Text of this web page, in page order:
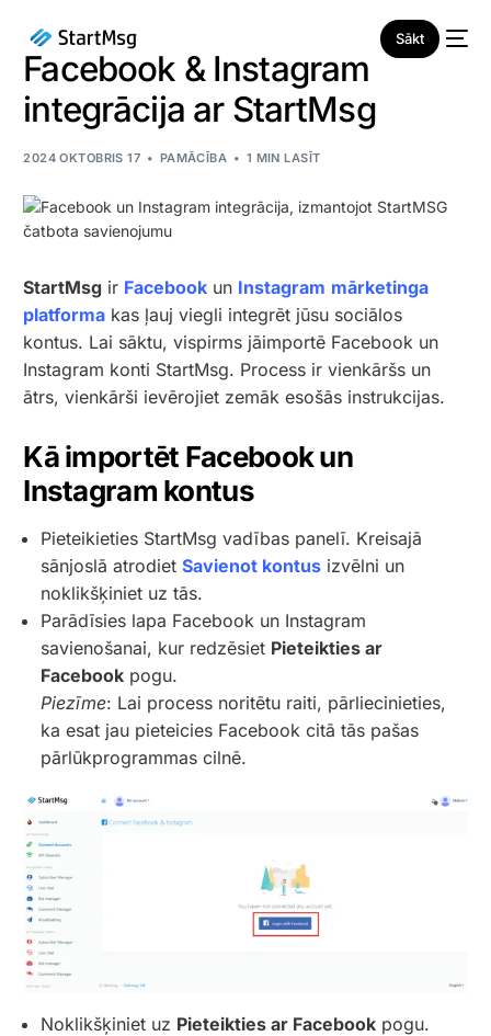
Sākt
Facebook & Instagram
integrācija ar StartMsg
2024 OKTOBRIS 17 PAMĀCĪBA 1 MIN LASĪT
StartMsg ir Facebook un Instagram mārketinga
platforma kas ļauj viegli integrēt jūsu sociālos
kontus. Lai sāktu, vispirms jāimportē Facebook un
Instagram konti StartMsg. Process ir vienkāršs un
ātrs, vienkārši ievērojiet zemāk esošās instrukcijas.
Kā importēt Facebook un
Instagram kontus
Pieteikieties StartMsg vadības panelī. Kreisajā
sānjoslā atrodietSavienot kontus izvēlni un
noklikšķiniet uz tās.
Parādīsies lapa Facebook un Instagram
savienošanai, kur redzēsiet Pieteikties ar
Facebook pogu.
Piezīme: Lai process noritētu raiti, pārliecinieties,
ka esat jau pieteicies Facebook citā tās pašas
pārlūkprogrammas cilnē.
Noklikšķiniet uz Pieteikties ar Facebook pogu.
JAUNS